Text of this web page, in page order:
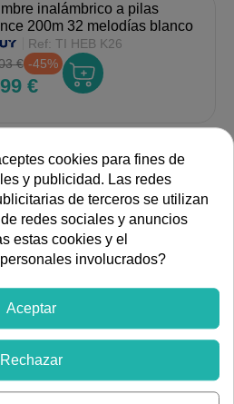
inalámbrico a pilas
200m 32 melodías blanco
Ref: TI HEB K26
€ -45%
€
inalámbrico enchufable
+ pulsador pilas alcance
con flash blanco
Ref:
TI HEB K27
€
-48%
€
24-48H
3-5 días laborables
cookies para fines de
y publicidad. Las redes
de terceros se utilizan
redes sociales y anuncios
estas cookies y el
involucrados?
Aceptar
Rechazar